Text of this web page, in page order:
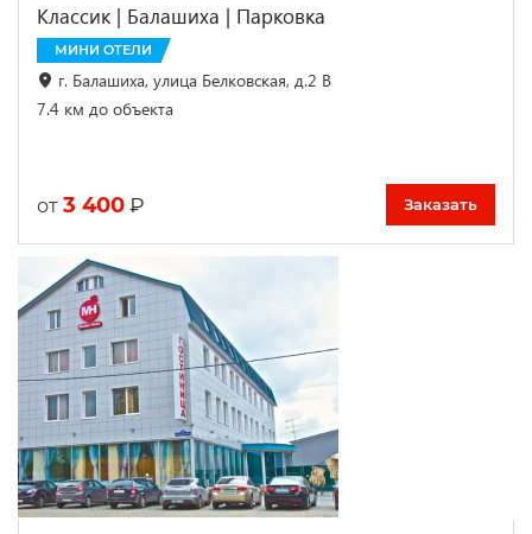
Классик | Балашиха | Парковка
МИНИ ОТЕЛИ
г. Балашиха, улица Белковская, д.2 В
7.4 км до объекта
от 3 400 ₽ Заказать